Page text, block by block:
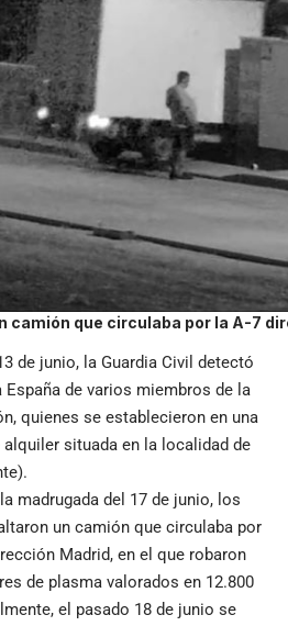
camión que circulaba por la A-7
de junio, la Guardia Civil detectó
España de varios miembros de la
quienes se establecieron en una
alquiler situada en la localidad de
madrugada del 17 de junio, los
un camión que circulaba por
Madrid, en el que robaron
de plasma valorados en 12.800
el pasado 18 de junio se